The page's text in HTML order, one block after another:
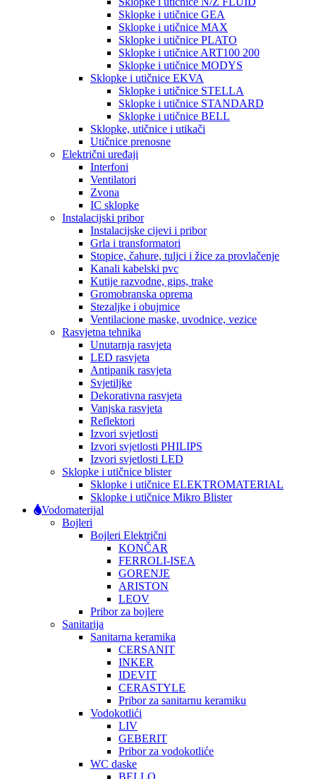
Sklopke i utičnice GEA
Sklopke i utičnice MAX
Sklopke i utičnice PLATO
Sklopke i utičnice ART100 200
Sklopke i utičnice MODYS
Sklopke i utičnice EKVA
Sklopke i utičnice STELLA
Sklopke i utičnice STANDARD
Sklopke i utičnice BELL
Sklopke, utičnice i utikači
Utičnice prenosne
Električni uređaji
Interfoni
Ventilatori
Zvona
IC sklopke
Instalacijski pribor
Instalacijske cijevi i pribor
Grla i transformatori
Stopice, čahure, tuljci i žice za provlačenje
Kanali kabelski pvc
Kutije razvodne, gips, trake
Gromobranska oprema
Stezaljke i obujmice
Ventilacione maske, uvodnice, vezice
Rasvjetna tehnika
Unutarnja rasvjeta
LED rasvjeta
Antipanik rasvjeta
Svjetiljke
Dekorativna rasvjeta
Vanjska rasvjeta
Reflektori
Izvori svjetlosti
Izvori svjetlosti PHILIPS
Izvori svjetlosti LED
Sklopke i utičnice blister
Sklopke i utičnice ELEKTROMATERIAL
Sklopke i utičnice Mikro Blister
Vodomaterijal
Bojleri
Bojleri Električni
KONČAR
FERROLI-ISEA
GORENJE
ARISTON
LEOV
Pribor za bojlere
Sanitarija
Sanitarna keramika
CERSANIT
INKER
IDEVIT
CERASTYLE
Pribor za sanitarnu keramiku
Vodokotlići
LIV
GEBERIT
Pribor za vodokotliće
WC daske
BELLO